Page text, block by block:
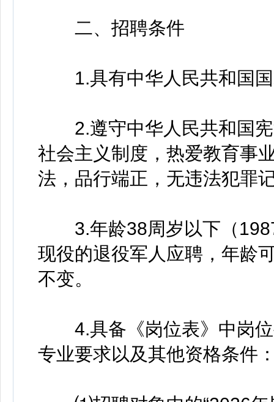
二、招聘条件
1.具有中华人民共和国国
2.遵守中华人民共和国宪
社会主义制度，热爱教育事
法，品行端正，无违法犯罪
3.年龄38周岁以下（
现役的退役军人应聘，年龄
不变。
4.具备《岗位表》中岗位
专业要求以及其他资格条件